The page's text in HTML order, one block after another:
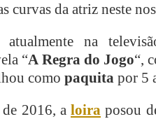
curvas da atriz neste
na
“A Regra do Jogo“,
como paquita por 5
2016, a loira posou